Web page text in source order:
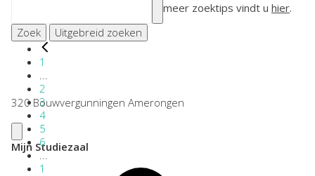
meer zoektips vindt u hier.
Zoek
Uitgebreid zoeken
1
2
3
4
5
6
...
1
320 Bouwvergunningen Amerongen
Mijn Studiezaal